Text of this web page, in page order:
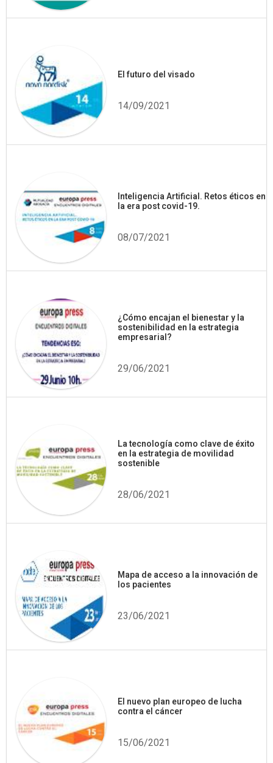
El futuro del visado
14/09/2021
Inteligencia Artificial. Retos éticos en
la era post covid-19.
08/07/2021
¿Cómo encajan el bienestar y la
sostenibilidad en la estrategia
empresarial?
29/06/2021
La tecnología como clave de éxito
en la estrategia de movilidad
sostenible
28/06/2021
Mapa de acceso a la innovación de
los pacientes
23/06/2021
El nuevo plan europeo de lucha
contra el cáncer
15/06/2021